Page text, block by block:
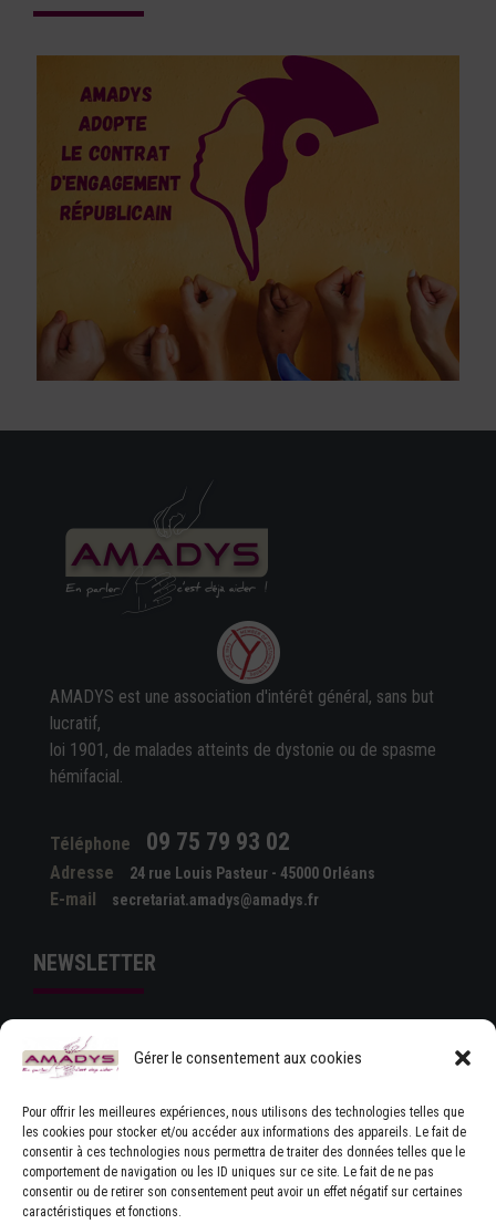
Gérer le consentement aux cookies
Pour offrir les meilleures expériences, nous utilisons des technologies telles que
les cookies pour stocker et/ou accéder aux informations des appareils. Le fait de
consentir à ces technologies nous permettra de traiter des données telles que le
comportement de navigation ou les ID uniques sur ce site. Le fait de ne pas
consentir ou de retirer son consentement peut avoir un effet négatif sur certaines
caractéristiques et fonctions.
AMADYS est une association d'intérêt général, sans but
lucratif,
loi 1901, de malades atteints de dystonie ou de spasme
hémifacial.
Téléphone 09 75 79 93 02
Adresse 24 rue Louis Pasteur - 45000 Orléans
E-mail secretariat.amadys@amadys.fr
NEWSLETTER
J'ACCEPTE LES CONDITIONS GÉNÉRALES
D'UTILISATION